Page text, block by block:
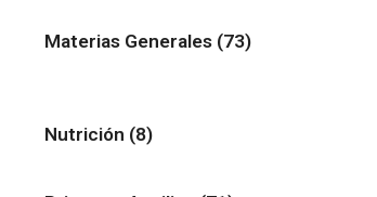
Materias Generales (73)
Nutrición (8)